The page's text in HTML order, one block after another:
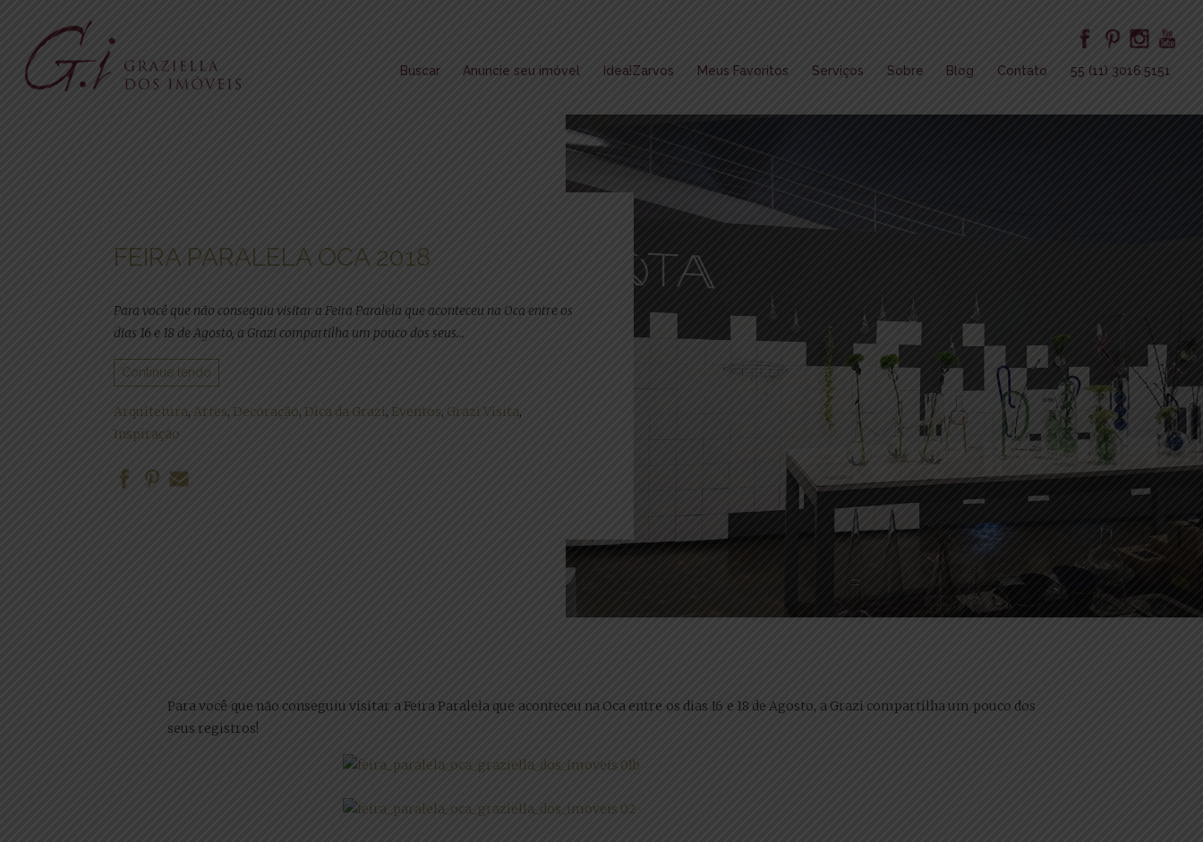
Buscar Anuncie seu imóvel Idea!Zarvos Meus Favoritos Serviços Sobre Blog Contato 55 (11) 3016.5151
FEIRA PARALELA OCA 2018
Para você que não conseguiu visitar a Feira Paralela que aconteceu na Oca entre os
dias 16 e 18 de Agosto, a Grazi compartilha um pouco dos seus…
Continue lendo
Arquitetura, Artes, Decoração, Dica da Grazi, Eventos, Grazi Visita,
Inspiração
Para você que não conseguiu visitar a Feira Paralela que aconteceu na Oca entre os dias 16 e 18 de Agosto, a Grazi compartilha um pouco dos
seus registros!